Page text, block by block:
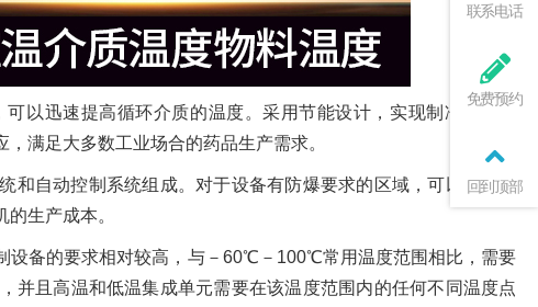
以迅速提高循环介质的温度。采用节能设计，实现制冷量的调
满足大多数工业场合的药品生产需求。
和自动控制系统组成。对于设备有防爆要求的区域，可以定制正
生产成本。
设备的要求相对较高，与－60℃－100℃常用温度范围相比，需要
并且高温和低温集成单元需要在该温度范围内的任何不同温度点
联系电话
免费预约
回到顶部